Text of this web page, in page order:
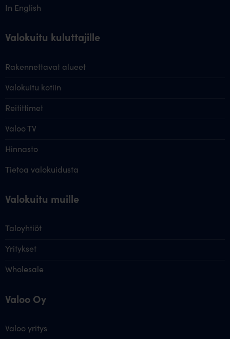
In English
Valokuitu kuluttajille
Rakennettavat alueet
Valokuitu kotiin
Reitittimet
Valoo TV
Hinnasto
Tietoa valokuidusta
Valokuitu muille
Taloyhtiöt
Yritykset
Wholesale
Valoo Oy
Valoo yritys